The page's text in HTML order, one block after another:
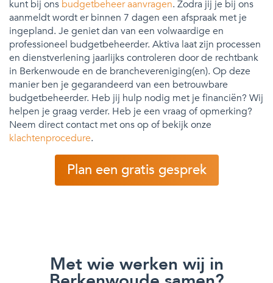
kunt bij ons budgetbeheer aanvragen. Zodra jij je bij ons
aanmeldt wordt er binnen 7 dagen een afspraak met je
ingepland. Je geniet dan van een volwaardige en
professioneel budgetbeheerder. Aktiva laat zijn processen
en dienstverlening jaarlijks controleren door de rechtbank
in Berkenwoude en de branchevereniging(en). Op deze
manier ben je gegarandeerd van een betrouwbare
budgetbeheerder. Heb jij hulp nodig met je financiën? Wij
helpen je graag verder. Heb je een vraag of opmerking?
Neem direct contact met ons op of bekijk onze
klachtenprocedure.
Plan een gratis gesprek
Met wie werken wij in